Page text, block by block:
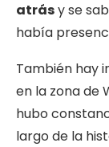
atrásy se
había
También hay
en la zona de
hubo
largo de la